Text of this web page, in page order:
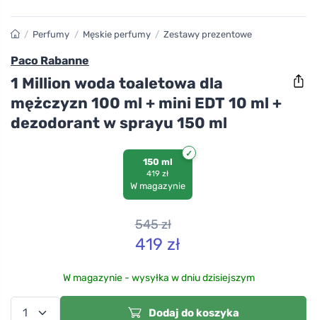
/ Perfumy / Męskie perfumy / Zestawy prezentowe
Paco Rabanne
1 Million woda toaletowa dla
mężczyzn 100 ml + mini EDT 10 ml +
dezodorant w sprayu 150 ml
150 ml
419 zł
W magazynie
545zł
419 zł
W magazynie - wysyłka w dniu dzisiejszym
Dodaj do koszyka